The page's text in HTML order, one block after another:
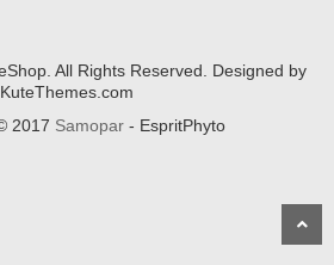
All Rights Reserved. Designed by
KuteThemes.com
2017 Samopar- EspritPhyto